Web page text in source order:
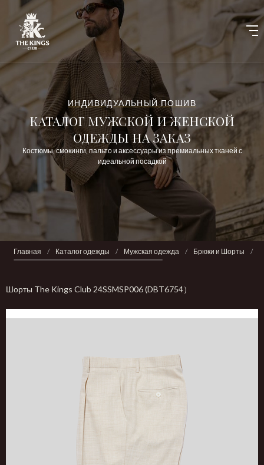
ИНДИВИДУАЛЬНЫЙ ПОШИВ
КАТАЛОГ МУЖСКОЙ И ЖЕНСКОЙ
ОДЕЖДЫ НА ЗАКАЗ
Костюмы, смокинги, пальто и аксессуары из премиальных тканей с
идеальной посадкой
Главная / Каталог одежды / Мужская одежда / Брюки и Шорты /
Шорты The Kings Club 24SSMSP006 (DBT6754）